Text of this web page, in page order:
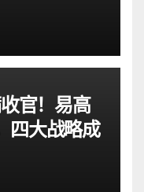
官！易高
四大战略成